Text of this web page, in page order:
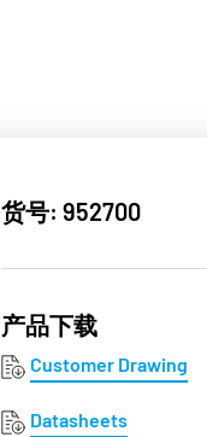
货号: 952700
产品下载
Customer Drawing
Datasheets